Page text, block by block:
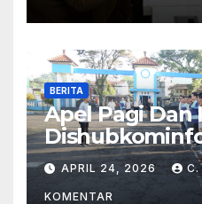
BERITA
Apel Pagi Dan
Tasikmalaya
Lingkungan
APRIL 24, 2026 C.
KOMENTAR